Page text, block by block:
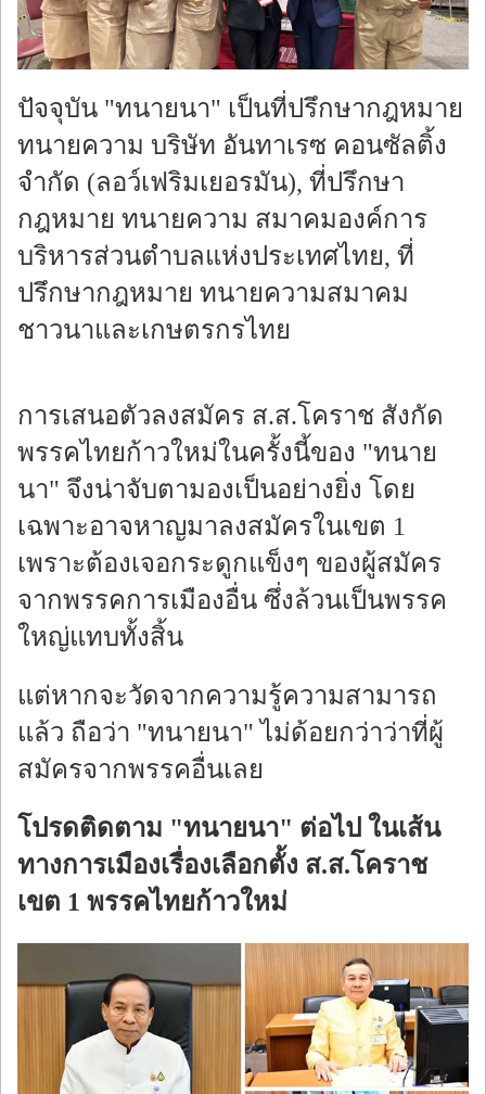
ปัจจุบัน "ทนายนา" เป็นที่ปรึกษากฎหมาย
ทนายความ บริษัท อันทาเรซ คอนซัลติ้ง
จำกัด (ลอว์เฟริมเยอรมัน), ที่ปรึกษา
กฎหมาย ทนายความ สมาคมองค์การ
บริหารส่วนตำบลแห่งประเทศไทย, ที่
ปรึกษากฎหมาย ทนายความสมาคม
ชาวนาและเกษตรกรไทย
การเสนอตัวลงสมัคร ส.ส.โคราช สังกัด
พรรคไทยก้าวใหม่ในครั้งนี้ของ "ทนาย
นา" จึงน่าจับตามองเป็นอย่างยิ่ง โดย
เฉพาะอาจหาญมาลงสมัครในเขต 1
เพราะต้องเจอกระดูกแข็งๆ ของผู้สมัคร
จากพรรคการเมืองอื่น ซึ่งล้วนเป็นพรรค
ใหญ่แทบทั้งสิ้น
แต่หากจะวัดจากความรู้ความสามารถ
แล้ว ถือว่า "ทนายนา" ไม่ด้อยกว่าว่าที่ผู้
สมัครจากพรรคอื่นเลย
โปรดติดตาม "ทนายนา" ต่อไป ในเส้น
ทางการเมืองเรื่องเลือกตั้ง ส.ส.โคราช
เขต 1 พรรคไทยก้าวใหม่